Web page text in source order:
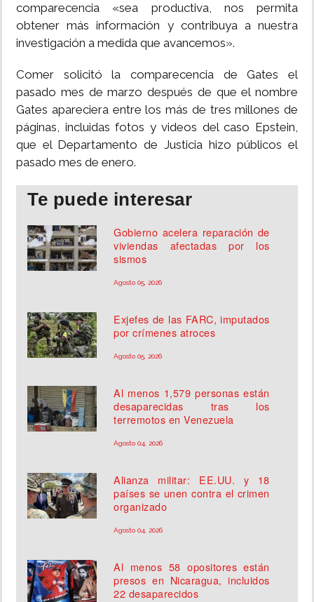
comparecencia «sea productiva, nos permita
obtener más información y contribuya a nuestra
investigación a medida que avancemos».
Comer solicitó la comparecencia de Gates el
pasado mes de marzo después de que el nombre
Gates apareciera entre los más de tres millones de
páginas, incluidas fotos y videos del caso Epstein,
que el Departamento de Justicia hizo públicos el
pasado mes de enero.
Te puede interesar
Gobierno acelera reparación de
viviendas afectadas por los
sismos
Agosto 05, 2026
Exjefes de las FARC, imputados
por crímenes atroces
Agosto 05, 2026
Al menos 1,579 personas están
desaparecidas tras los
terremotos en Venezuela
Agosto 04, 2026
Alianza militar: EE.UU. y 18
países se unen contra el crimen
organizado
Agosto 04, 2026
Al menos 58 opositores están
presos en Nicaragua, incluidos
22 desaparecidos